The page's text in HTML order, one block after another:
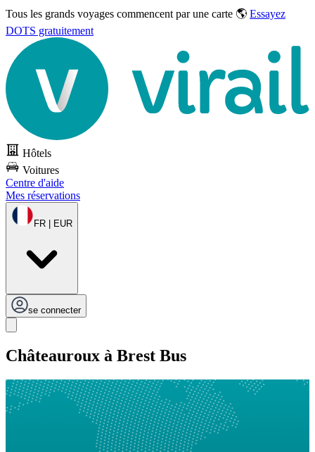
Tous les grands voyages commencent par une carte 🌎 Essayez
DOTS gratuitement
Hôtels
Voitures
Centre d'aide
Mes réservations
FR | EUR
se connecter
Châteauroux à Brest Bus